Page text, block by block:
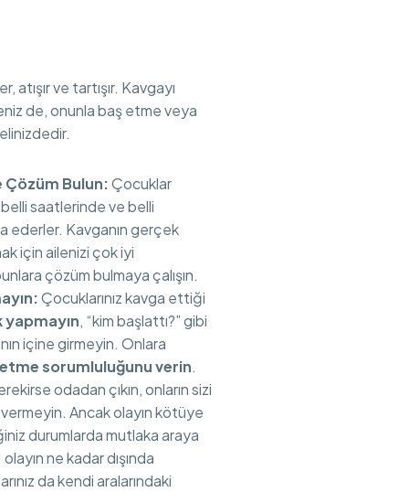
atışır ve tartışır. Kavgayı
de, onunla baş etme veya
Çözüm Bulun:Çocuklar
saatlerinde ve belli
ederler. Kavganın gerçek
için ailenizi çok iyi
çözüm bulmaya çalışın.
Çocuklarınız kavga ettiği
, “kim başlattı?” gibi
içine girmeyin. Onlara
sorumluluğunu verin.
odadan çıkın, onların sizi
vermeyin. Ancak olayın kötüye
durumlarda mutlaka araya
ne kadar dışında
da kendi aralarındaki